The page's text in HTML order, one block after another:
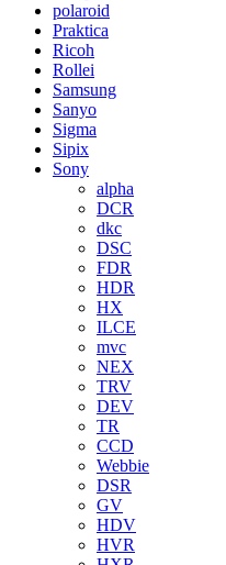
polaroid
Praktica
Ricoh
Rollei
Samsung
Sanyo
Sigma
Sipix
Sony
alpha
DCR
dkc
DSC
FDR
HDR
HX
ILCE
mvc
NEX
TRV
DEV
TR
CCD
Webbie
DSR
GV
HDV
HVR